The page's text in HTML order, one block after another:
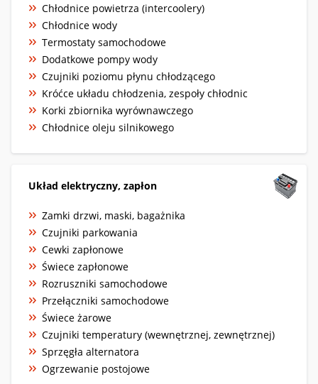
Chłodnice powietrza (intercoolery)
Chłodnice wody
Termostaty samochodowe
Dodatkowe pompy wody
Czujniki poziomu płynu chłodzącego
Króćce układu chłodzenia, zespoły chłodnic
Korki zbiornika wyrównawczego
Chłodnice oleju silnikowego
Układ elektryczny, zapłon
Zamki drzwi, maski, bagażnika
Czujniki parkowania
Cewki zapłonowe
Świece zapłonowe
Rozruszniki samochodowe
Przełączniki samochodowe
Świece żarowe
Czujniki temperatury (wewnętrznej, zewnętrznej)
Sprzęgła alternatora
Ogrzewanie postojowe